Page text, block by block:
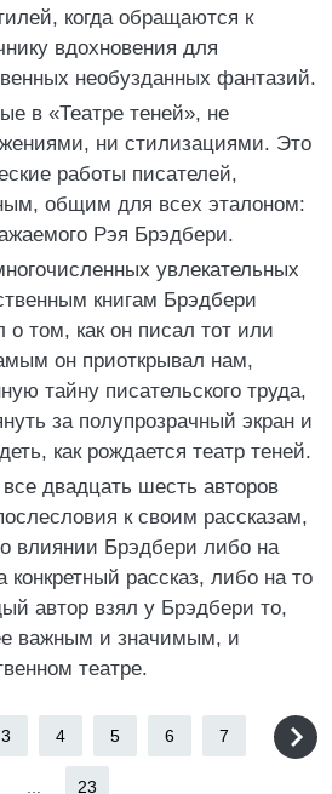
когда обращаются к
вдохновения для
необузданных фантазий.
в «Театре теней», не
ни стилизациями. Это
работы писателей,
общим для всех эталоном:
Рэя Брэдбери.
увлекательных
книгам Брэдбери
о том, как он писал тот или
он приоткрывал нам,
тайну писательского труда,
за полупрозрачный экран и
как рождается театр теней.
двадцать шесть авторов
к своим рассказам,
влиянии Брэдбери либо на
рассказ, либо на то
автор взял у Брэдбери то,
важным и значимым, и
театре.
3 4 5 6 7
23